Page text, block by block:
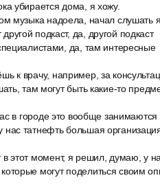
убирается дома, я хожу.
музыка надоела, начал слушать
подкаст, да, другой подкаст
да, там интересные
к врачу, например, за
там могут быть какие-то
в городе это вообще
татнефть большая
этот момент, я решил, думаю, у
могут поделиться своим